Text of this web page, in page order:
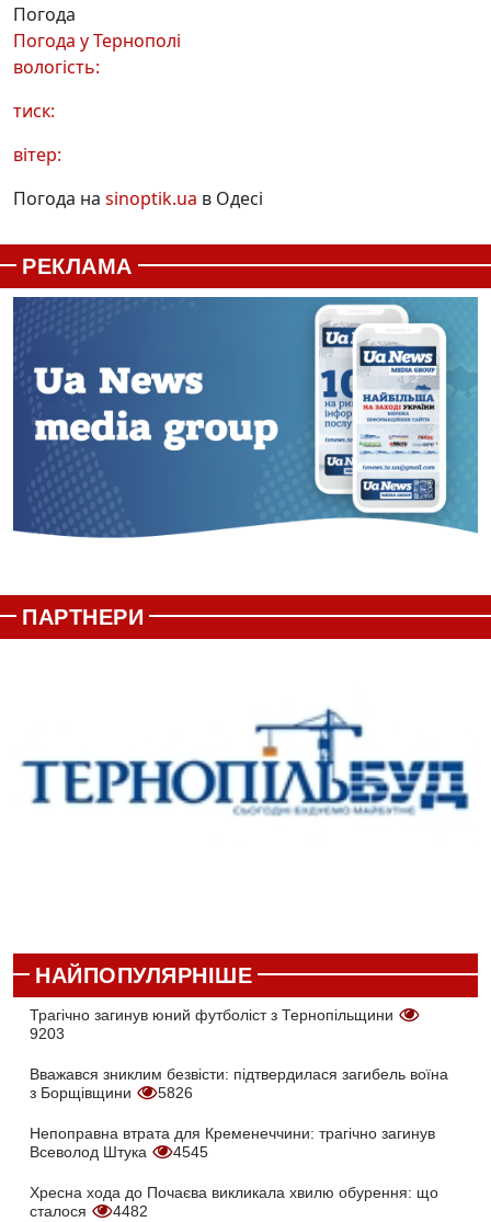
Погода
Погода уТернополі
вологість:
тиск:
вітер:
Погода на sinoptik.ua в Одесі
РЕКЛАМА
ПАРТНЕРИ
НАЙПОПУЛЯРНІШЕ
Трагічно загинув юний футболіст з Тернопільщини
9203
Вважався зниклим безвісти: підтвердилася загибель воїна
з Борщівщини
5826
Непоправна втрата для Кременеччини: трагічно загинув
Всеволод Штука
4545
Хресна хода до Почаєва викликала хвилю обурення: що
сталося
4482